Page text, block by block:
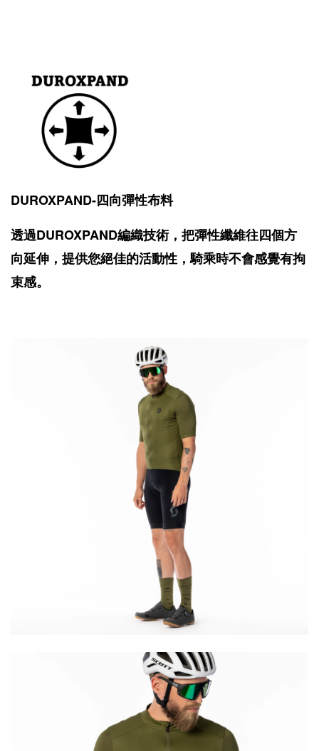
DUROXPAND-四向彈性布料
透過DUROXPAND編織技術，把彈性纖維往四個方
向延伸，提供您絕佳的活動性，騎乘時不會感覺有拘
束感。